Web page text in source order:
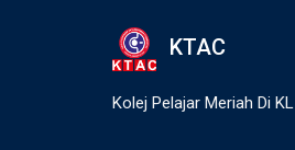
KTAC
Kolej Pelajar Meriah Di KL